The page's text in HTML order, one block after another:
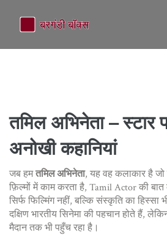
तमिल अभिनेता – स्टार
अनोखी कहानियां
जब हमतमिल अभिनेता, यह वह कलाकार है जो
फ़िल्मों में काम करता है, Tamil Actorकी
सिर्फ फिल्मिंग नहीं, बल्कि संस्कृति का हिस्सा
दक्षिण भारतीय सिनेमा की पहचान होते हैं,
मैदान तक भी पहुँच रहा है।